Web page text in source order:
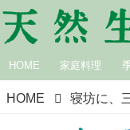
HOME 家庭料理
HOME